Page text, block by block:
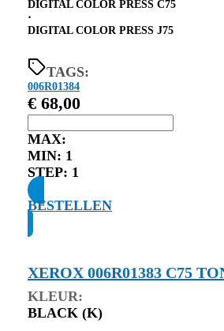
DIGITAL COLOR PRESS C75
⋅
DIGITAL COLOR PRESS J75
TAGS:
006R01384
€ 68,00
MAX:
MIN: 1
STEP: 1
BESTELLEN
XEROX 006R01383 C75
KLEUR:
BLACK (K)